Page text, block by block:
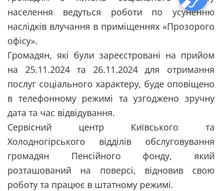
населення ведуться роботи по усуненню
наслідків влучання в приміщеннях «Прозорого
офісу».
Громадян, які були зареєстровані на прийом
на 25.11.2024 та 26.11.2024 для отримання
послуг соціального характеру, буде оповіщено
в телефонному режимі та узгоджено зручну
дата та час відвідування.
Сервісний центр Київського та
Холодногірського відділів обслуговування
громадян Пенсійного фонду, який
розташований на поверсі, відновив свою
роботу та працює в штатному режимі.